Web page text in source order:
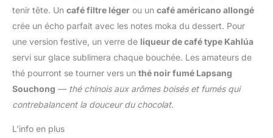
tenir tête. Un café filtre léger ou un café américano allongé
crée un écho parfait avec les notes moka du dessert. Pour
une version festive, un verre de liqueur de café type Kahlúa
servi sur glace sublimera chaque bouchée. Les amateurs de
thé pourront se tourner vers un thé noir fumé Lapsang
Souchong — thé chinois aux arômes boisés et fumés qui
contrebalancent la douceur du chocolat.
L’info en plus